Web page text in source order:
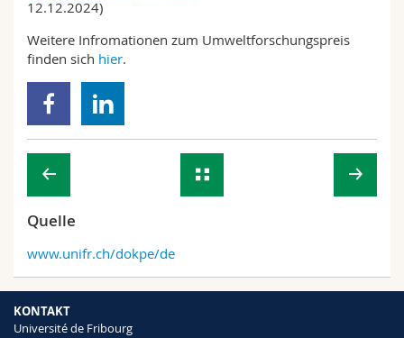
12.12.2024)
Weitere Infromationen zum Umweltforschungspreis
finden sich hier.
Quelle
www.unifr.ch/dokpe/de
KONTAKT
Université de Fribourg